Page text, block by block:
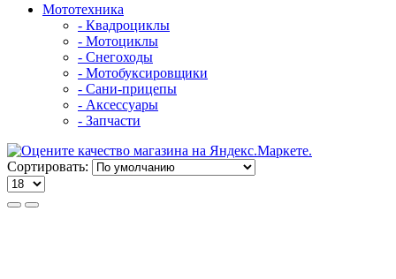
Мототехника
- Квадроциклы
- Мотоциклы
- Снегоходы
- Мотобуксировщики
- Сани-прицепы
- Аксессуары
- Запчасти
Сортировать: